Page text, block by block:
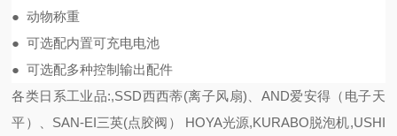
● 动物称重
● 可选配内置可充电电池
● 可选配多种控制输出配件
各类日系工业品:,SSD西西蒂(离子风扇)、AND爱安得（电子天
平）、SAN-EI三英(点胶阀） HOYA光源,KURABO脱泡机,USHI